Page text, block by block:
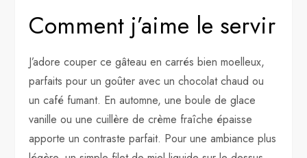
Comment j’aime le servir
J’adore couper ce gâteau en carrés bien moelleux,
parfaits pour un goûter avec un chocolat chaud ou
un café fumant. En automne, une boule de glace
vanille ou une cuillère de crème fraîche épaisse
apporte un contraste parfait. Pour une ambiance plus